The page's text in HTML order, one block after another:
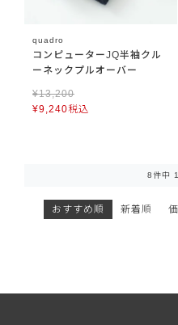
quadro
コンピューターJQ半袖クル
ーネックプルオーバー
¥13,200
¥9,240税込
おすすめ順 新着順
8件中 1